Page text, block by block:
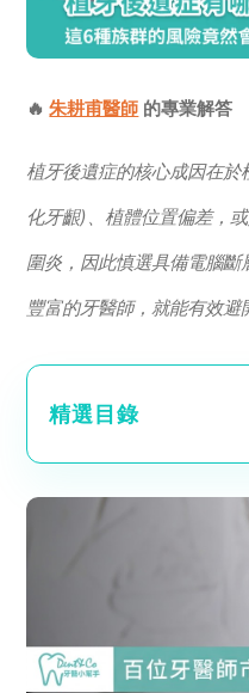
🔥朱耕甫醫師 的專業解答
植牙後遺症的核心成因在
化牙齦)、植體位置偏差，
圍炎，因此慎選具備電腦
豐富的牙醫師，就能有效避
精選目錄